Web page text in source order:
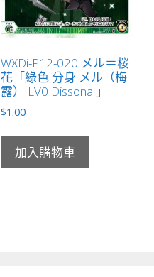
WXDi-P12-020 メル＝桜
花「綠色 分身 メル（梅
露） LV0 Dissona 」
$1.00
加入購物車